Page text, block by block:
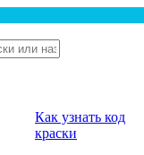
Как узнать код
краски